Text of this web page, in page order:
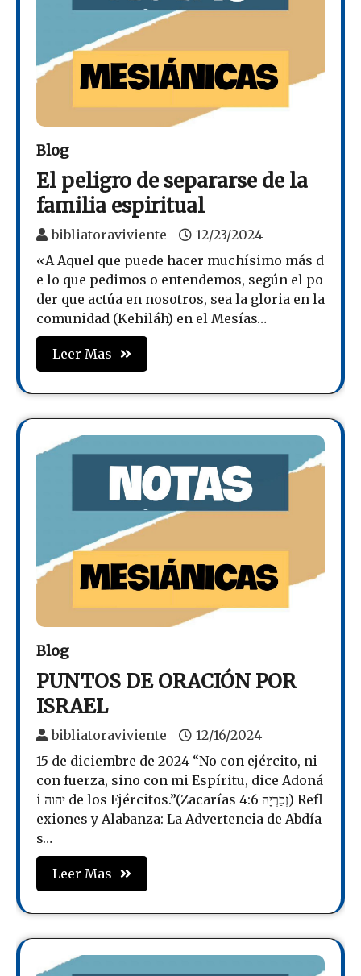
Blog
El peligro de separarse de la
familia espiritual
bibliatoraviviente
12/23/2024
«A Aquel que puede hacer muchísimo más d
e lo que pedimos o entendemos, según el po
der que actúa en nosotros, sea la gloria en la
comunidad (Kehiláh) en el Mesías…
Leer Mas
Blog
PUNTOS DE ORACIÓN POR
ISRAEL
bibliatoraviviente
12/16/2024
15 de diciembre de 2024 “No con ejército, ni
con fuerza, sino con mi Espíritu, dice Adoná
i יהוה de los Ejércitos.”(Zacarías זְכַרְיָה 4:6) Refl
exiones y Alabanza: La Advertencia de Abdía
s…
Leer Mas